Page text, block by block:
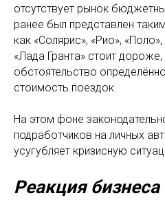
отсутствует рынок
ранее был представлен
как «Солярис», «Рио»,
«Лада Гранта» стоит
обстоятельство
стоимость поездок.
На этом фоне
подработчиков на личных
усугубляет кризисную
Реакция бизнеса